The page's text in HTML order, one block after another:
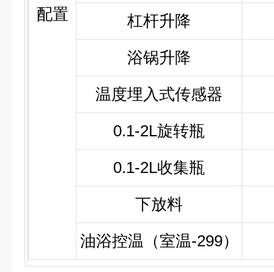
配置
杠杆升降
浴锅升降
温度埋入式传感器
0.1-2L旋转瓶
0.1-2L收集瓶
下放料
油浴控温（室温-299）